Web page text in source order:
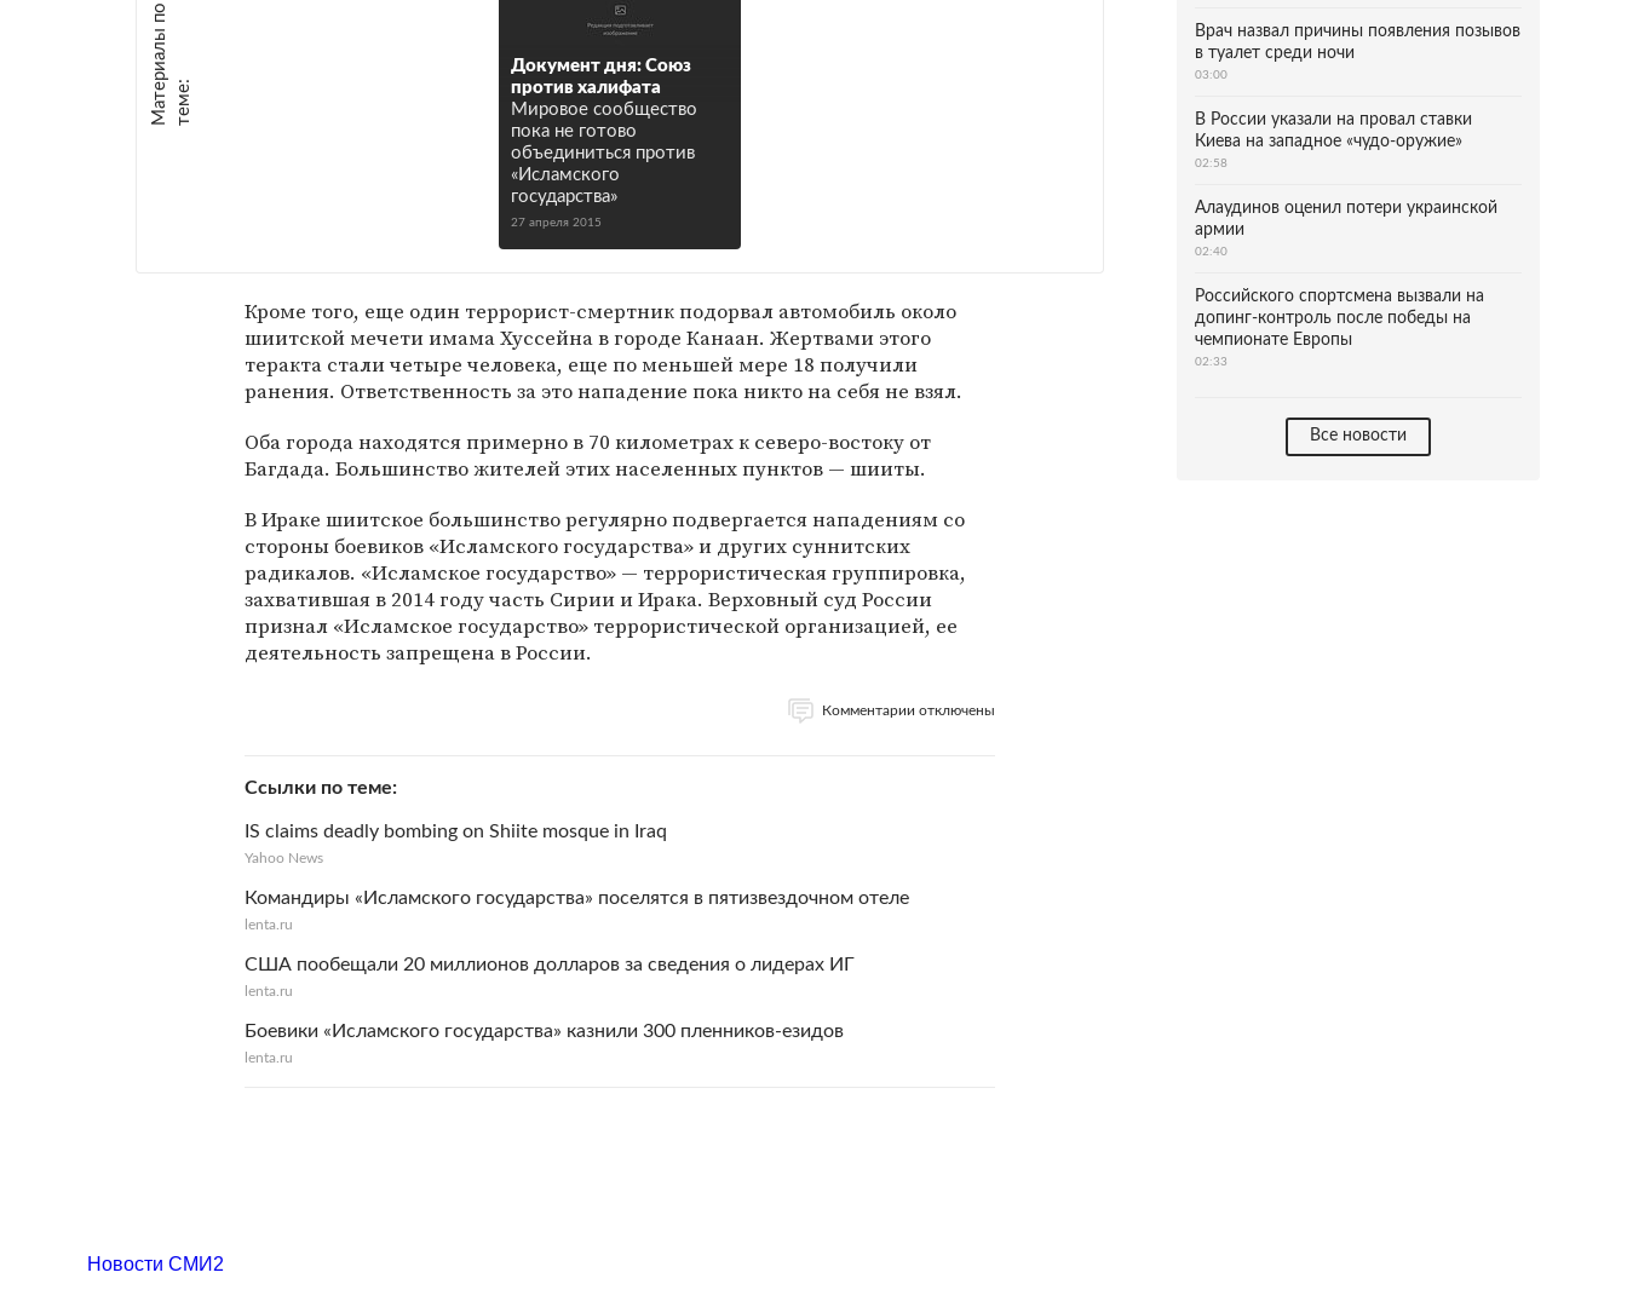
М
а
т е
р
и
а
л
ы
п
о
т
е
м
е :
Документ дня: Союз
против халифата
Мировое сообщество
пока не готово
объединиться против
«Исламского
государства»
27 апреля 2015
Кроме того, еще один террорист-смертник подорвал автомобиль около
шиитской мечети имама Хуссейна в городе Канаан. Жертвами этого
теракта стали четыре человека, еще по меньшей мере 18 получили
ранения. Ответственность за это нападение пока никто на себя не взял.
Оба города находятся примерно в 70 километрах к северо-востоку от
Багдада. Большинство жителей этих населенных пунктов — шииты.
В Ираке шиитское большинство регулярно подвергается нападениям со
стороны боевиков «Исламского государства» и других суннитских
радикалов. «Исламское государство» — террористическая группировка,
захватившая в 2014 году часть Сирии и Ирака. Верховный суд России
признал «Исламское государство» террористической организацией, ее
деятельность запрещена в России.
Комментарии отключены
Ссылки по теме
IS claims deadly bombing on Shiite mosque in Iraq
Yahoo News
Командиры «Исламского государства» поселятся в пятизвездочном отеле
lenta.ru
США пообещали 20 миллионов долларов за сведения о лидерах ИГ
lenta.ru
Боевики «Исламского государства» казнили 300 пленников-езидов
lenta.ru
Врач назвал причины появления позывов
в туалет среди ночи
03:00
В России указали на провал ставки
Киева на западное «чудо-оружие»
02:58
Алаудинов оценил потери украинской
армии
02:40
Российского спортсмена вызвали на
допинг-контроль после победы на
чемпионате Европы
02:33
Все новости
Новости СМИ2